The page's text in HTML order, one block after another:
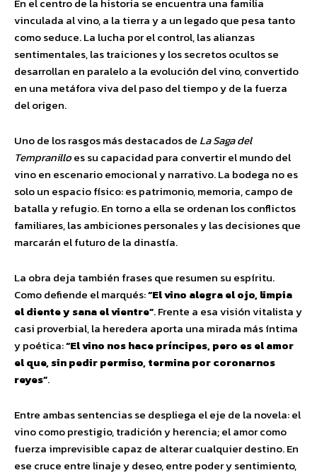
vinculada al vino, a la tierra y a un legado que pesa tanto
como seduce. La lucha por el control, las alianzas
sentimentales, las traiciones y los secretos ocultos se
desarrollan en paralelo a la evolución del vino, convertido
en una metáfora viva del paso del tiempo y de la fuerza
del origen.
Uno de los rasgos más destacados de La Saga del
Tempranilloes su capacidad para convertir el mundo del
vino en escenario emocional y narrativo. La bodega no es
solo un espacio físico: es patrimonio, memoria, campo de
batalla y refugio. En torno a ella se ordenan los conflictos
familiares, las ambiciones personales y las decisiones que
marcarán el futuro de la dinastía.
La obra deja también frases que resumen su espíritu.
Como defiende el marqués:“El vino alegra el ojo, limpia
el diente y sana el vientre”. Frente a esa visión vitalista y
casi proverbial, la heredera aporta una mirada más íntima
y poética:“El vino nos hace príncipes, pero es el amor
el que, sin pedir permiso, termina por coronarnos
reyes”.
Entre ambas sentencias se despliega el eje de la novela: el
vino como prestigio, tradición y herencia; el amor como
fuerza imprevisible capaz de alterar cualquier destino. En
ese cruce entre linaje y deseo, entre poder y sentimiento,